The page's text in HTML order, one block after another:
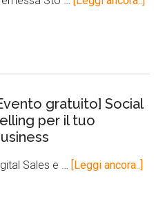
gratuito] Social
per il tuo
Sales e … [Leggi ancora..]